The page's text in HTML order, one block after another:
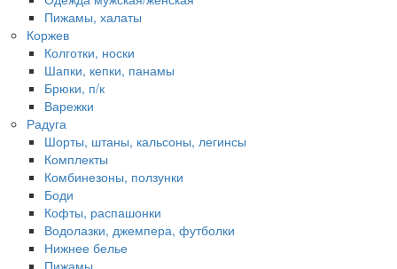
Пижамы, халаты
Коржев
Колготки, носки
Шапки, кепки, панамы
Брюки, п/к
Варежки
Радуга
Шорты, штаны, кальсоны, легинсы
Комплекты
Комбинезоны, ползунки
Боди
Кофты, распашонки
Водолазки, джемпера, футболки
Нижнее белье